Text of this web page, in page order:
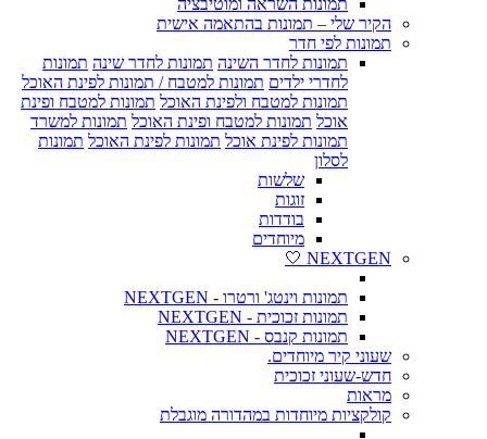
הקיר שלי – תמונות בהתאמה אישית
תמונות לפי חדר
תמונות לחדר השינה תמונות לחדר שינה תמונות
לחדרי ילדים תמונות למטבח / תמונות לפינת האוכל
תמונות למטבח ולפינת האוכל תמונות למטבח ופינת
אוכל תמונות למטבח ופינת האוכל תמונות למשרד
תמונות לפינת אוכל תמונות לפינת האוכל תמונות
לסלון
שלשות
זוגות
בודדות
מיוחדים
NEXTGEN 🤍
תמונות וינטג' ורטרו - NEXTGEN
תמונות זכוכית - NEXTGEN
תמונות קנבס - NEXTGEN
שעוני קיר מיוחדים.
חדש-שעוני זכוכית
מראות
קולקציות מיוחדות במהדורה מוגבלת